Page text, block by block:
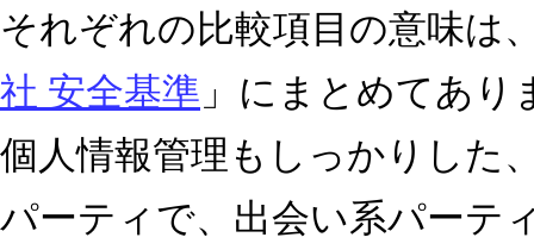
それぞれの比較項目の意味は
社 安全基準 」にまとめてあ
個人情報管理もしっかりした
パーティで、出会い系パーテ